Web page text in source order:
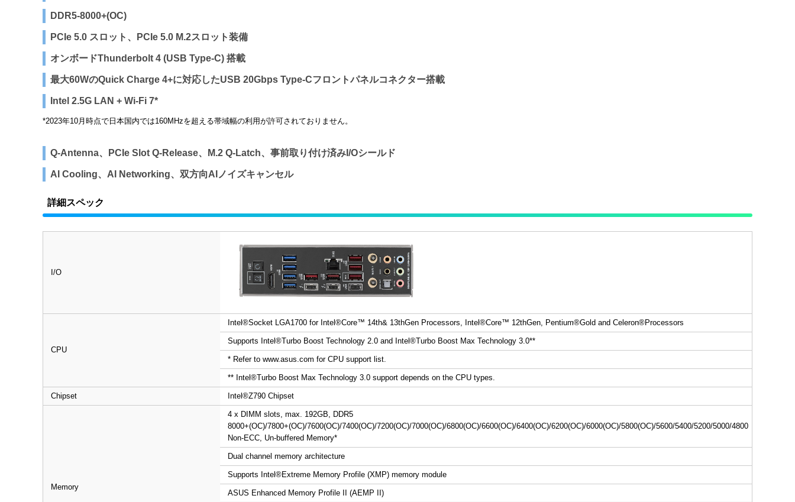
DDR5-8000+(OC)
PCIe 5.0 スロット、PCIe 5.0 M.2スロット装備
オンボードThunderbolt 4 (USB Type-C) 搭載
最大60WのQuick Charge 4+に対応したUSB 20Gbps Type-Cフロントパネルコネクター搭載
Intel 2.5G LAN + Wi-Fi 7*
*2023年10月時点で日本国内では160MHzを超える帯域幅の利用が許可されておりません。
Q-Antenna、PCIe Slot Q-Release、M.2 Q-Latch、事前取り付け済みI/Oシールド
AI Cooling、AI Networking、双方向AIノイズキャンセル
詳細スペック
I/O
CPU
Intel ®Socket LGA1700 for Intel ®Core™ 14th& 13thGen Processors, Intel ®Core™ 12thGen, Pentium®Gold and Celeron®Processors
Supports Intel ®Turbo Boost Technology 2.0 and Intel ®Turbo Boost Max Technology 3.0**
* Refer to www.asus.com for CPU support list.
** Intel ®Turbo Boost Max Technology 3.0 support depends on the CPU types.
Chipset Intel ®Z790 Chipset
Memory
4 x DIMM slots, max. 192GB, DDR5
8000+(OC)/7800+(OC)/7600(OC)/7400(OC)/7200(OC)/7000(OC)/6800(OC)/6600(OC)/6400(OC)/6200(OC)/6000(OC)/5800(OC)/5600/5400/5200/5000/4800
Non-ECC, Un-buffered Memory*
Dual channel memory architecture
Supports Intel ®Extreme Memory Profile (XMP) memory module
ASUS Enhanced Memory Profile II (AEMP II)